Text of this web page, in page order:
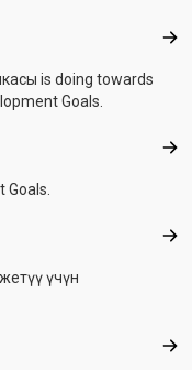
is doing towards
Goals.
Goals.
үчүн